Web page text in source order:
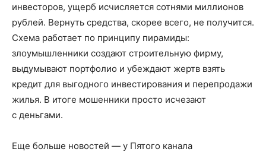
инвесторов, ущерб исчисляется сотнями миллионов
рублей. Вернуть средства, скорее всего, не получится.
Схема работает по принципу пирамиды:
злоумышленники создают строительную фирму,
выдумывают портфолио и убеждают жертв взять
кредит для выгодного инвестирования и перепродажи
жилья. В итоге мошенники просто исчезают
с деньгами.
Еще больше новостей — у Пятого канала